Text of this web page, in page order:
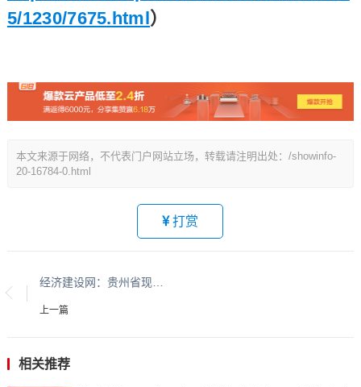
5/1230/7675.html）
本文来源于网络，不代表门户网站立场，转载请注明出处：/showinfo-
20-16784-0.html
打赏
经济建设网：贵州省现代城乡经济发展研究院系列报道之一
上一篇
相关推荐